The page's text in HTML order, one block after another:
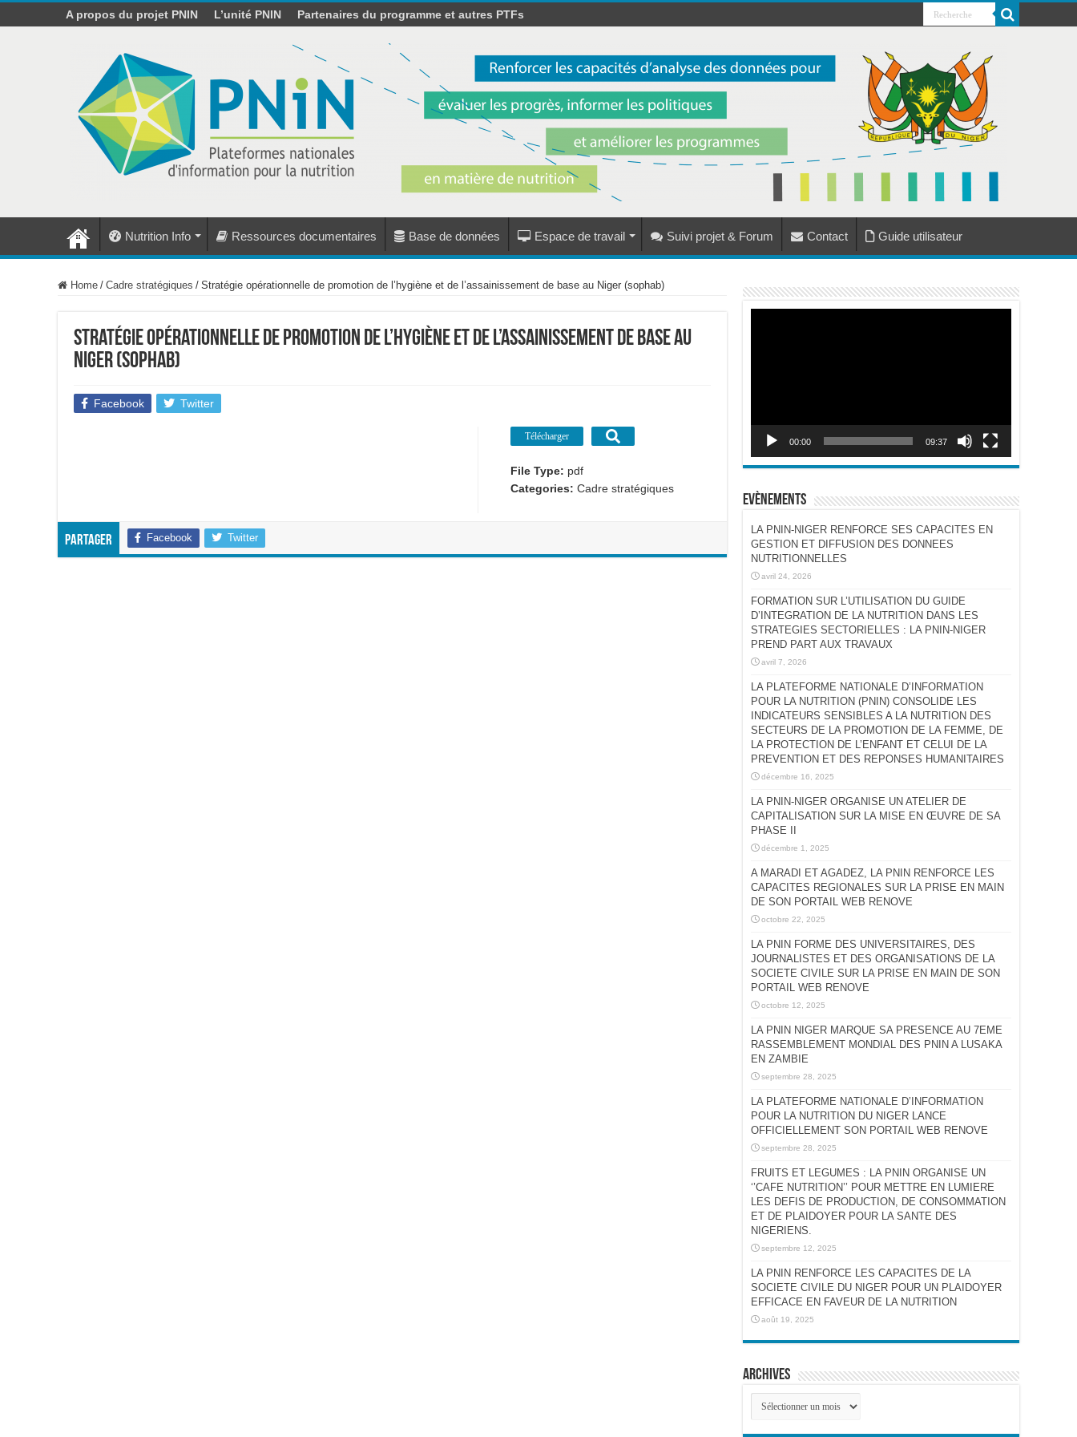
A propos du projet PNIN L’unité PNIN Partenaires du programme et autres PTFs
Nutrition Info Ressources documentaires Base de données Espace de travail Suivi projet & Forum Contact Guide utilisateur
Home / Cadre stratégiques / Stratégie opérationnelle de promotion de l’hygiène et de l’assainissement de base au Niger (sophab)
Stratégie opérationnelle de promotion de l’hygiène et de l’assainissement de base au
Niger (sophab)
Facebook Twitter
Télécharger
File Type: pdf
Categories:Cadre stratégiques
Partager Facebook Twitter
00:00 09:37
Evènements
LA PNIN-NIGER RENFORCE SES CAPACITES EN
GESTION ET DIFFUSION DES DONNEES
NUTRITIONNELLES
avril 24, 2026
FORMATION SUR L’UTILISATION DU GUIDE
D’INTEGRATION DE LA NUTRITION DANS LES
STRATEGIES SECTORIELLES : LA PNIN-NIGER
PREND PART AUX TRAVAUX
avril 7, 2026
LA PLATEFORME NATIONALE D’INFORMATION
POUR LA NUTRITION (PNIN) CONSOLIDE LES
INDICATEURS SENSIBLES A LA NUTRITION DES
SECTEURS DE LA PROMOTION DE LA FEMME, DE
LA PROTECTION DE L’ENFANT ET CELUI DE LA
PREVENTION ET DES REPONSES HUMANITAIRES
décembre 16, 2025
LA PNIN-NIGER ORGANISE UN ATELIER DE
CAPITALISATION SUR LA MISE EN ŒUVRE DE SA
PHASE II
décembre 1, 2025
A MARADI ET AGADEZ, LA PNIN RENFORCE LES
CAPACITES REGIONALES SUR LA PRISE EN MAIN
DE SON PORTAIL WEB RENOVE
octobre 22, 2025
LA PNIN FORME DES UNIVERSITAIRES, DES
JOURNALISTES ET DES ORGANISATIONS DE LA
SOCIETE CIVILE SUR LA PRISE EN MAIN DE SON
PORTAIL WEB RENOVE
octobre 12, 2025
LA PNIN NIGER MARQUE SA PRESENCE AU 7EME
RASSEMBLEMENT MONDIAL DES PNIN A LUSAKA
EN ZAMBIE
septembre 28, 2025
LA PLATEFORME NATIONALE D’INFORMATION
POUR LA NUTRITION DU NIGER LANCE
OFFICIELLEMENT SON PORTAIL WEB RENOVE
septembre 28, 2025
FRUITS ET LEGUMES : LA PNIN ORGANISE UN
‘’CAFE NUTRITION’’ POUR METTRE EN LUMIERE
LES DEFIS DE PRODUCTION, DE CONSOMMATION
ET DE PLAIDOYER POUR LA SANTE DES
NIGERIENS.
septembre 12, 2025
LA PNIN RENFORCE LES CAPACITES DE LA
SOCIETE CIVILE DU NIGER POUR UN PLAIDOYER
EFFICACE EN FAVEUR DE LA NUTRITION
août 19, 2025
Archives
Archives